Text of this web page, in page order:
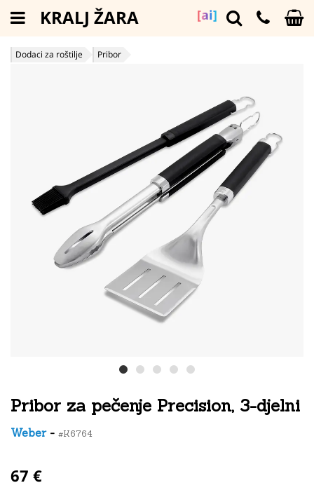
[ai]
KRALJ ŽARA
Dodaci za roštilje Pribor
Pribor za pečenje Precision, 3-djelni
Weber- #K6764
67 €